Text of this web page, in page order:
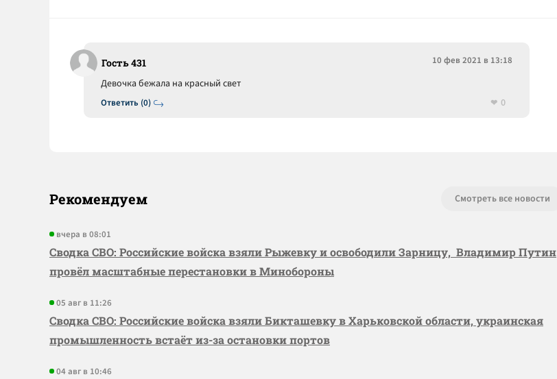
Гость 431 10 фев 2021 в 13:18
Ответить (0)
Девочка бежала на красный свет
0
Рекомендуем Смотреть все новости
вчера в 08:01
Сводка СВО: Российские войска взяли Рыжевку и освободили Зарницу, Владимир Путин
провёл масштабные перестановки в Минобороны
05 авг в 11:26
Сводка СВО: Российские войска взяли Бикташевку в Харьковской области, украинская
промышленность встаёт из-за остановки портов
04 авг в 10:46